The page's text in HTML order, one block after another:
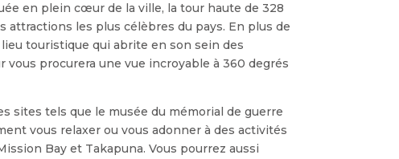
en plein cœur de la ville, la tour haute de 328
les plus célèbres du pays. En plus de
touristique qui abrite en son sein des
procurera une vue incroyable à 360 degrés
sites tels que le musée du mémorial de guerre
vous relaxer ou vous adonner à des activités
Bay et Takapuna. Vous pourrez aussi